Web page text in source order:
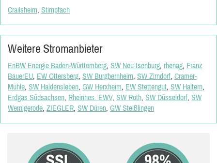
Crailsheim, Stimpfach
Weitere Stromanbieter
EnBW Energie Baden-Württemberg, SW Neu-Isenburg, rhenag, Franz
BauerEU, EW Ottersberg, SW Burgbernheim, SW Zirndorf, Cramer-
Mühle, SW Haldensleben, GW Herxheim, EW Stettengut, SW Haltern,
Erdgas Südsachsen, Rheinhes. EWV, SW Roth, SW Düsseldorf, SW
Wernigerode, ZIEGLER, SW Düren, GW Steißlingen